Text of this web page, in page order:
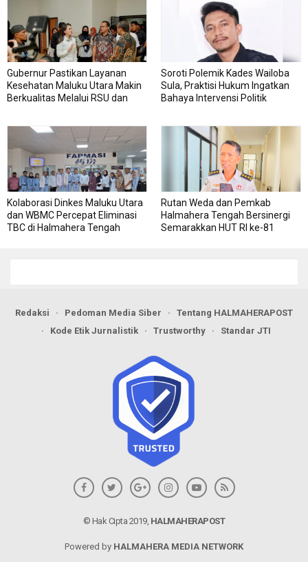
Gubernur Pastikan Layanan
Kesehatan Maluku Utara Makin
Berkualitas Melalui RSU dan
Soroti Polemik Kades Wailoba
Sula, Praktisi Hukum Ingatkan
Bahaya Intervensi Politik
Kolaborasi Dinkes Maluku Utara
dan WBMC Percepat Eliminasi
TBC di Halmahera Tengah
Rutan Weda dan Pemkab
Halmahera Tengah Bersinergi
Semarakkan HUT RI ke-81
Redaksi Pedoman Media Siber
Tentang HALMAHERAPOST
Kode Etik Jurnalistik
Trustworthy Standar JTI
© Hak Cipta 2019, HALMAHERAPOST
Powered by HALMAHERA MEDIA NETWORK